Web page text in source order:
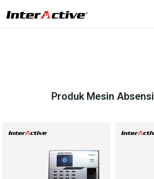
Produk Mesin